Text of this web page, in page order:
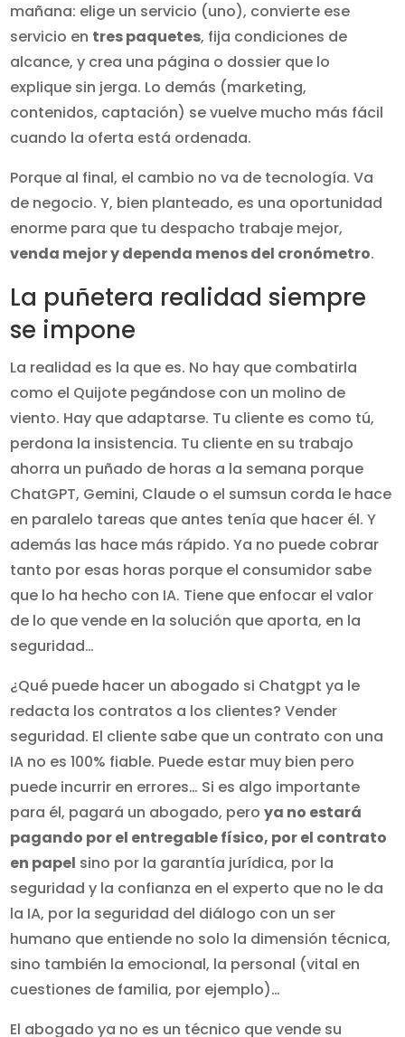
mañana: elige un servicio (uno), convierte ese
servicio en tres paquetes, fija condiciones de
alcance, y crea una página o dossier que lo
explique sin jerga. Lo demás (marketing,
contenidos, captación) se vuelve mucho más fácil
cuando la oferta está ordenada.
Porque al final, el cambio no va de tecnología. Va
de negocio. Y, bien planteado, es una oportunidad
enorme para que tu despacho trabaje mejor,
venda mejor y dependa menos del cronómetro.
La puñetera realidad siempre
se impone
La realidad es la que es. No hay que combatirla
como el Quijote pegándose con un molino de
viento. Hay que adaptarse. Tu cliente es como tú,
perdona la insistencia. Tu cliente en su trabajo
ahorra un puñado de horas a la semana porque
ChatGPT, Gemini, Claude o el sumsun corda le hace
en paralelo tareas que antes tenía que hacer él. Y
además las hace más rápido. Ya no puede cobrar
tanto por esas horas porque el consumidor sabe
que lo ha hecho con IA. Tiene que enfocar el valor
de lo que vende en la solución que aporta, en la
seguridad…
¿Qué puede hacer un abogado si Chatgpt ya le
redacta los contratos a los clientes? Vender
seguridad. El cliente sabe que un contrato con una
IA no es 100% fiable. Puede estar muy bien pero
puede incurrir en errores… Si es algo importante
para él, pagará un abogado, peroya no estará
pagando por el entregable físico, por el contrato
en papel sino por la garantía jurídica, por la
seguridad y la confianza en el experto que no le da
la IA, por la seguridad del diálogo con un ser
humano que entiende no solo la dimensión técnica,
sino también la emocional, la personal (vital en
cuestiones de familia, por ejemplo)…
El abogado ya no es un técnico que vende su